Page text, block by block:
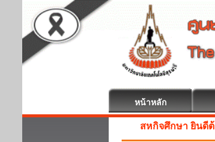
หน้าหลัก
สหกิจศึกษา ยินดีต้อนรับ